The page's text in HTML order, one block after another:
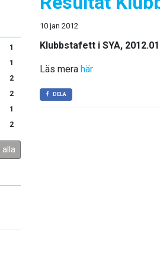
1
1
2
2
1
2
alla
10 jan 2012
Klubbstafett i SYA,
Läs mera här
DELA